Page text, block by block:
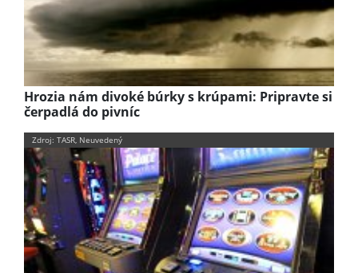
Hrozia nám divoké búrky s krúpami: Pripravte si
čerpadlá do pivníc
Zdroj: TASR, Neuvedený